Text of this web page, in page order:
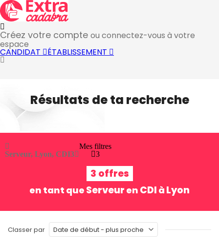
Créez votre compte ou connectez-vous à votre
espace
CANDIDAT ÉTABLISSEMENT
Résultats de ta recherche
Serveur, Lyon, CDI3
Mes filtres
3
3 offres
en tant que Serveur en CDI à Lyon
Classer par